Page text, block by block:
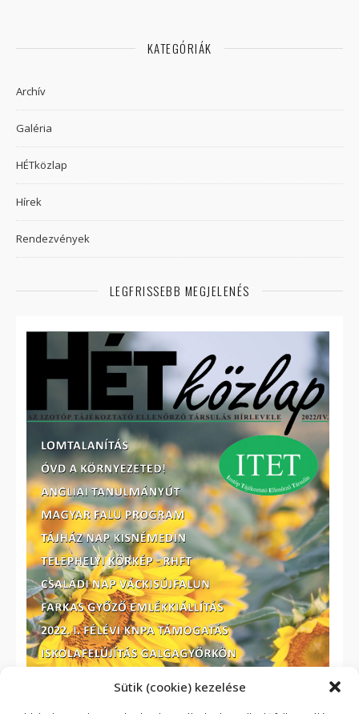
Sütik (cookie) kezelése
KATEGÓRIÁK
Archív
Galéria
HÉTközlap
Hírek
Rendezvények
LEGFRISSEBB MEGJELENÉS